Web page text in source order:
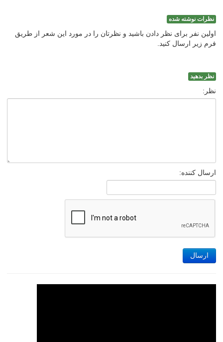
نظرات نوشته شده
اولین نفر برای نظر دادن باشید و نظرتان را در مورد این شعر از طریق
فرم زیر ارسال کنید.
نظر بدهید
نظر:
ارسال کننده:
ارسال